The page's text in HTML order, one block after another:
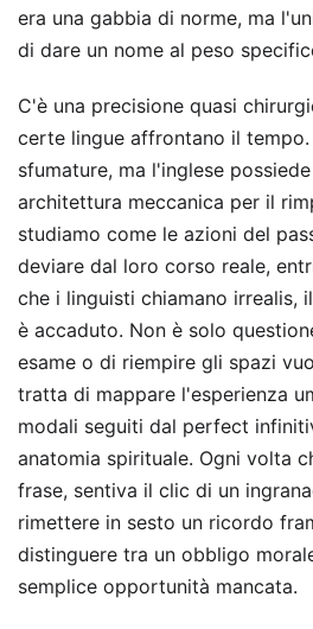
era una gabbia di norme, ma
di dare un nome al peso
C'è una precisione quasi
certe lingue affrontano il
sfumature, ma l'inglese
architettura meccanica per il
studiamo come le azioni del
deviare dal loro corso reale,
che i linguisti chiamano irrealis,
è accaduto. Non è solo
esame o di riempire gli spazi
tratta di mappare l'esperienza
modali seguiti dal perfect
anatomia spirituale. Ogni volta
frase, sentiva il clic di un
rimettere in sesto un ricordo
distinguere tra un obbligo
semplice opportunità mancata.